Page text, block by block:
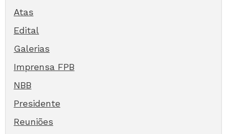
Atas
Edital
Galerias
Imprensa FPB
NBB
Presidente
Reuniões